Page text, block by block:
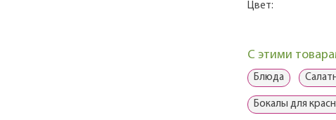
Цвет:
С этими
Блюда
Бокалы для